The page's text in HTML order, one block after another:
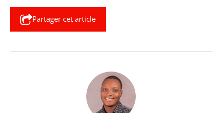
Partager cet article